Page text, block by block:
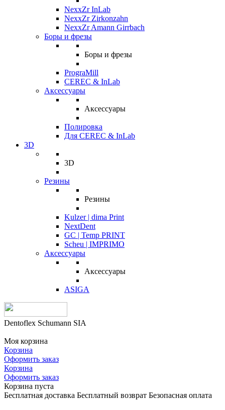
NexxZr InLab
NexxZr Zirkonzahn
NexxZr Amann Girrbach
Боры и фрезы
Боры и фрезы
PrograMill
CEREC & InLab
Аксессуары
Аксессуары
Полировка
Для CEREC & InLab
3D
3D
Резины
Резины
Kulzer | dima Print
NextDent
GC | Temp PRINT
Scheu | IMPRIMO
Аксессуары
Аксессуары
ASIGA
Dentoflex Schumann SIA
Моя корзина
Корзина
Оформить заказ
Корзина
Оформить заказ
Корзина пуста
Бесплатная доставка Бесплатный возврат Безопасная оплата